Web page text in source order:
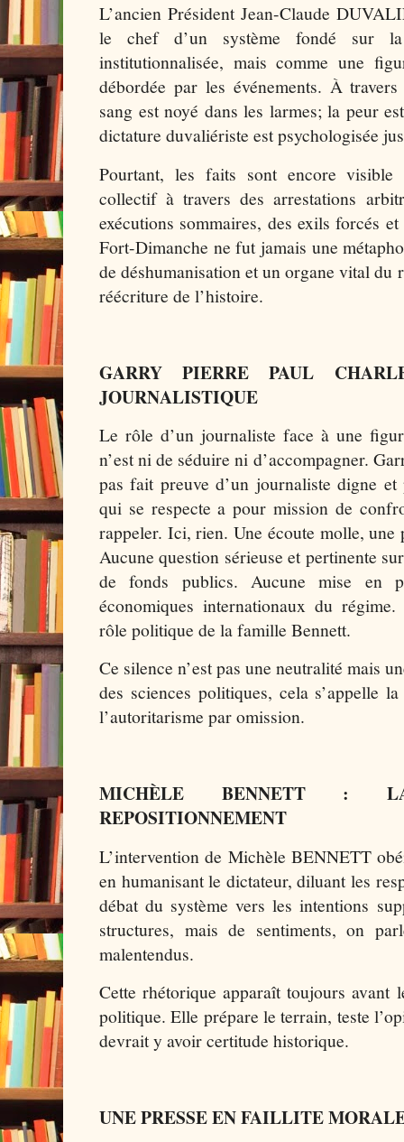
L’ancien Président Jean-Claude
le chef d’un système fondé sur
institutionnalisée, mais comme une
débordée par les événements. À
sang est noyé dans les larmes; la peur
dictature duvaliériste est psychologisée
Pourtant, les faits sont encore visible
collectif à travers des arrestations
exécutions sommaires, des exils forcés
Fort-Dimanche ne fut jamais une
de déshumanisation et un organe vital du
réécriture de l’histoire.
GARRY PIERRE PAUL
JOURNALISTIQUE
Le rôle d’un journaliste face à une
n’est ni de séduire ni d’accompagner.
pas fait preuve d’un journaliste digne
qui se respecte a pour mission de
rappeler. Ici, rien. Une écoute molle, une
Aucune question sérieuse et pertinente
de fonds publics. Aucune mise en
économiques internationaux du
rôle politique de la famille Bennett.
Ce silence n’est pas une neutralité mais
des sciences politiques, cela s’appelle
l’autoritarisme par omission.
MICHÈLE BENNETT :
REPOSITIONNEMENT
L’intervention de Michèle BENNETT
en humanisant le dictateur, diluant les
débat du système vers les intentions
structures, mais de sentiments, on
malentendus.
Cette rhétorique apparaît toujours avant
politique. Elle prépare le terrain, teste
devrait y avoir certitude historique.
UNE PRESSE EN FAILLITE